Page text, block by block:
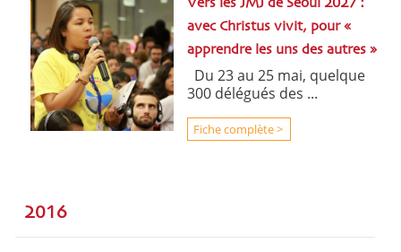
Vers les JMJ de Séoul 2027 :
avec Christus vivit, pour «
apprendre les uns des autres »
Du 23 au 25 mai, quelque
300 délégués des ...
Fiche complète >
2016